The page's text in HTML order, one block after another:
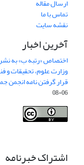
ارسال مقاله
تماس با ما
نقشه سایت
آخرین اخبار
اختصاص «رتبه ب» به
وزارت علوم، تحقیقات و
قرار گرفتن نامه انجمن
06-08
اشتراک خبرنامه